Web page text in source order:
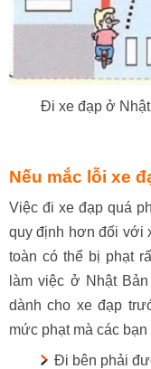
Đi xe đạp ở
Nếu mắc lỗi xe
Việc đi xe đạp quá
quy định hơn đối với
toàn có thể bị phạt
làm việc ở Nhật
dành cho xe đạp
mức phạt mà các
Đi bên phải